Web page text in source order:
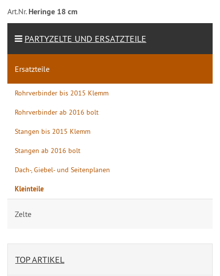
Art.Nr. Heringe 18 cm
PARTYZELTE UND ERSATZTEILE
Ersatzteile
Rohrverbinder bis 2015 Klemm
Rohrverbinder ab 2016 bolt
Stangen bis 2015 Klemm
Stangen ab 2016 bolt
Dach-, Giebel- und Seitenplanen
Kleinteile
Zelte
TOP ARTIKEL